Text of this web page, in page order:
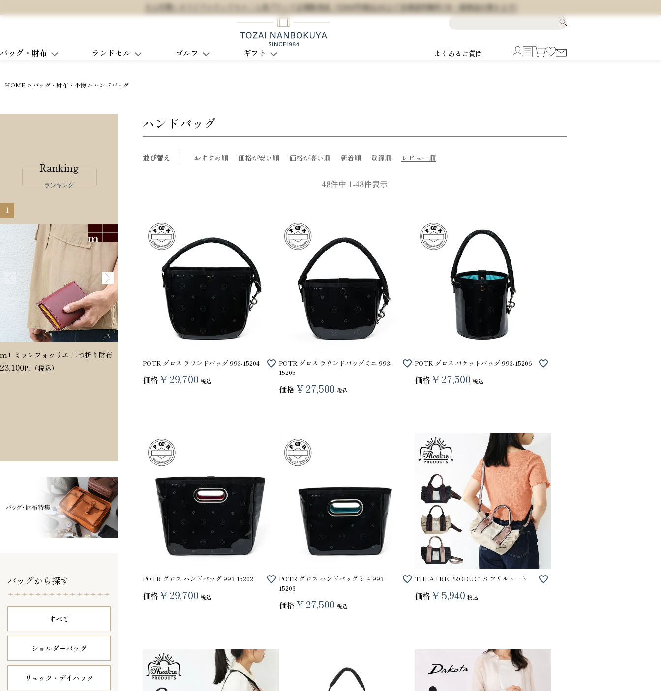
大人可愛いオリジナルランドセル / 人気ブランド正規販売店 / 5,500円(税込)以上で全国送料無料 (※一部商品を除きます)
バッグ・財布 ランドセル ゴルフ ギフト よくあるご質問
HOME バッグ・財布・小物 ハンドバッグ
Ranking
ランキング
1
m+ ミッレフォッリエ 二つ折り財布
23,100 20,350
トバッグ
GRIMM LAB アルファベット スエ
トバッグ
バッグから探す
すべて
ショルダーバッグ
リュック・ デイパック
ハンドバッグ
並び替え おすすめ順 価格が安い順 価格が高い順 新着順 登録順 レビュー順
48件中 1-48件表示
POTR グロス ラウンドバッグ 993-15204
価格 ¥ 29,700 税込
POTR グロス ラウンドバッグミニ 993-
15205
価格 ¥ 27,500 税込
POTR グロス バケットバッグ 993-15206
価格 ¥27,500 税込
POTR グロス ハンドバッグ 993-15202
価格 ¥29,700 税込
POTR グロス ハンドバッグミニ 993-
15203
価格 ¥27,500 税込
THEATRE PRODUCTS フリルトート
価格 ¥5,940 税込